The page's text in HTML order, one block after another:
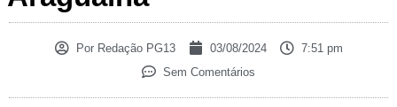
PorRedação PG13 03/08/2024
7:51 pm
Sem Comentários